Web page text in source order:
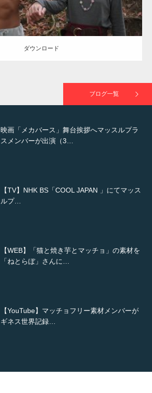
ダウンロード
ブログ一覧
NHK「所さん！事件ですよ」に取材されまし
た（6/8放送）
映画「メカバース」舞台挨拶へマッスルプラ
スメンバーが出演（3…
【TV】NHK BS「COOL JAPAN 」にてマッス
ルプ…
【WEB】「猫と焼き芋とマッチョ」の素材を
「ねとらぼ」さんに…
【YouTube】マッチョフリー素材メンバーが
ギネス世界記録…